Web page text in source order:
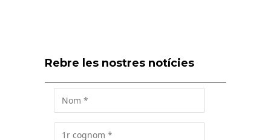
Rebre les nostres notícies